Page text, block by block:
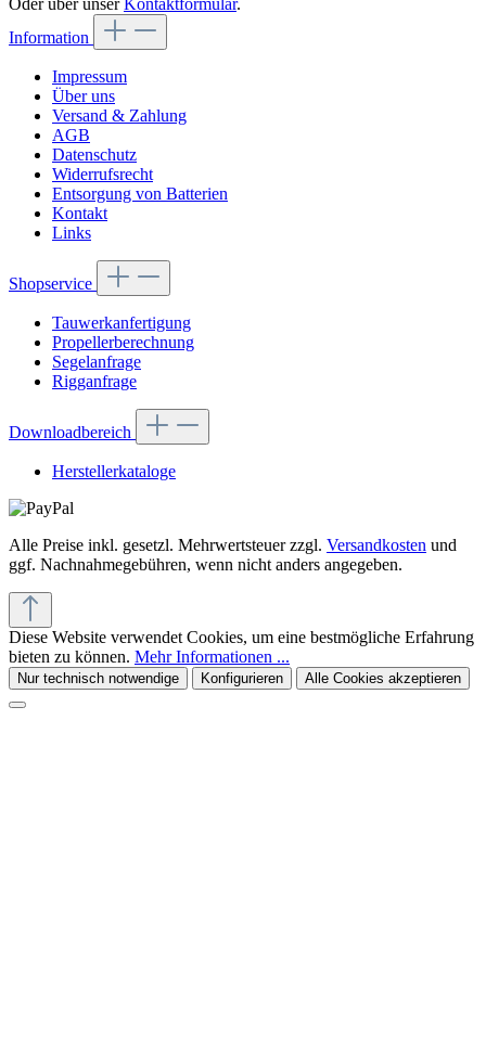
Oder über unser Kontaktformular.
Information
Impressum
Über uns
Versand & Zahlung
AGB
Datenschutz
Widerrufsrecht
Entsorgung von Batterien
Kontakt
Links
Shopservice
Tauwerkanfertigung
Propellerberechnung
Segelanfrage
Rigganfrage
Downloadbereich
Herstellerkataloge
Alle Preise inkl. gesetzl. Mehrwertsteuer zzgl. Versandkosten und
ggf. Nachnahmegebühren, wenn nicht anders angegeben.
Diese Website verwendet Cookies, um eine bestmögliche Erfahrung
bieten zu können. Mehr Informationen ...
Nur technisch notwendige Konfigurieren Alle Cookies akzeptieren